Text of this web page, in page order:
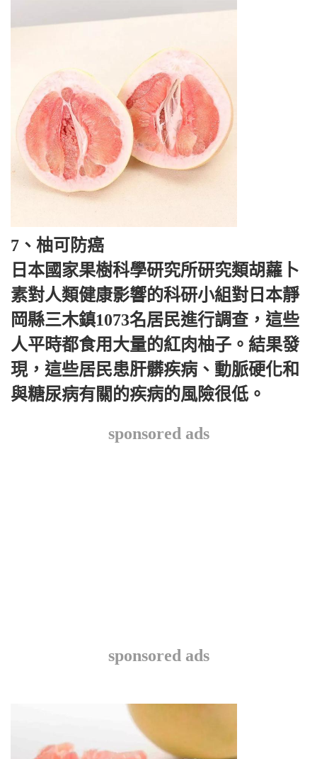
7、柚可防癌
日本國家果樹科學研究所研究類胡蘿卜
素對人類健康影響的科研小組對日本靜
岡縣三木鎮1073名居民進行調查，這些
人平時都食用大量的紅肉柚子。結果發
現，這些居民患肝髒疾病、動脈硬化和
與糖尿病有關的疾病的風險很低。
sponsored ads
sponsored ads